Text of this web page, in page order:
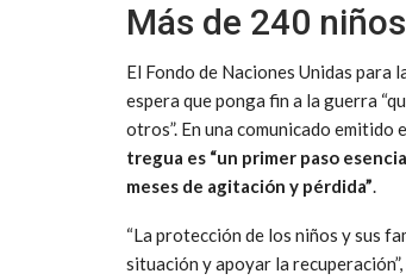
Más de 240
El Fondo de Naciones Unidas para
espera que ponga fin a la guerra
otros”. En una comunicado
tregua es “un primer paso
meses de agitación y pérdida”.
“La protección de los niños y sus
situación y apoyar la